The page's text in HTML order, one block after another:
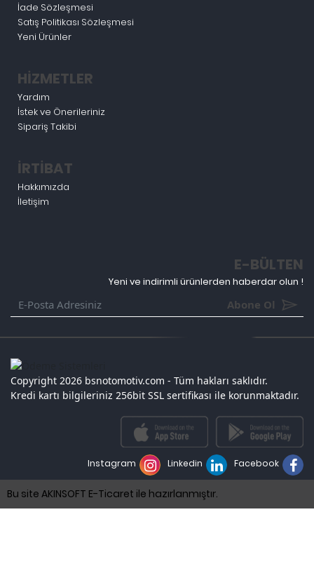
İade Sözleşmesi
Satış Politikası Sözleşmesi
Yeni Ürünler
HİZMETLER
Yardım
İstek ve Önerileriniz
Sipariş Takibi
İRTİBAT
Hakkımızda
İletişim
E-BÜLTEN
Yeni ve indirimli ürünlerden haberdar olun !
Abone Ol
Copyright 2026 bsnotomotiv.com - Tüm hakları saklıdır.
Kredi kartı bilgileriniz 256bit SSL sertifikası ile korunmaktadır.
Facebook
Linkedin
Instagram
Bu site AKINSOFT E-Ticaret ile hazırlanmıştır.